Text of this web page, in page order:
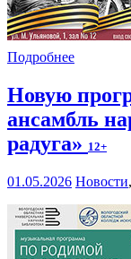
Подробнее
Новую
ансамбль
радуга» 12+
01.05.2026 Новости,